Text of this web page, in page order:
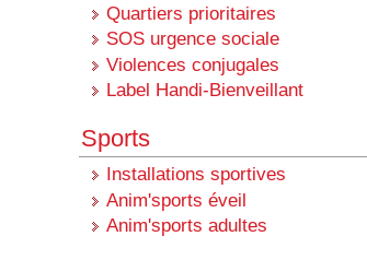
Quartiers prioritaires
SOS urgence sociale
Violences conjugales
Label Handi-Bienveillant
Sports
Installations sportives
Anim'sports éveil
Anim'sports adultes